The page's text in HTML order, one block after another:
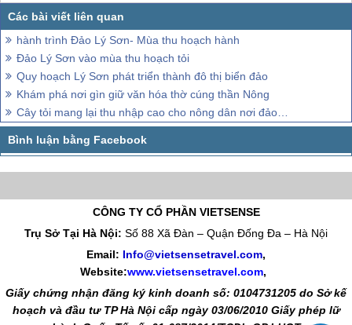
hành trình Đảo Lý Sơn- Mùa thu hoạch hành
Đảo Lý Sơn vào mùa thu hoạch tỏi
Quy hoạch Lý Sơn phát triển thành đô thị biển đảo
Khám phá nơi gìn giữ văn hóa thờ cúng thần Nông
Cây tỏi mang lại thu nhập cao cho nông dân nơi đảo xa
CÔNG TY CỔ PHẦN VIETSENSE
Trụ Sở Tại Hà Nội: Số 88 Xã Đàn – Quận Đống Đa – Hà Nội
Email: Info@vietsensetravel.com,
Website:www.vietsensetravel.com,
Giấy chứng nhận đăng ký kinh doanh số: 0104731205 do Sở kế
hoạch và đầu tư TP Hà Nội cấp ngày 03/06/2010 Giấy phép lữ